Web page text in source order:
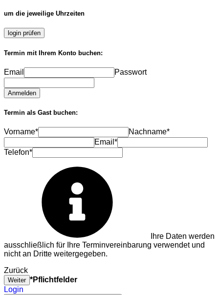
um die jeweilige Uhrzeiten
login prüfen
Termin mit Ihrem Konto buchen:
Email Passwort
Anmelden
Termin als Gast buchen:
Vorname*
Nachname*
Email*
Telefon*
Ihre Daten werden
ausschließlich für Ihre Terminvereinbarung verwendet und
nicht an Dritte weitergegeben.
Zurück
Weiter *Pflichtfelder
Login